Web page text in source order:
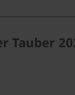
Tauber